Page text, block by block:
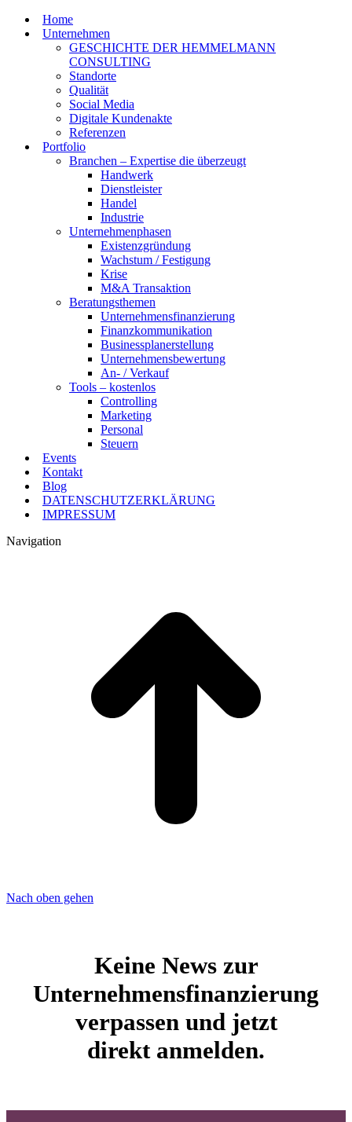
Home
Unternehmen
GESCHICHTE DER HEMMELMANN
CONSULTING
Standorte
Qualität
Social Media
Digitale Kundenakte
Referenzen
Portfolio
Branchen – Expertise die überzeugt
Handwerk
Dienstleister
Handel
Industrie
Unternehmenphasen
Existenzgründung
Wachstum / Festigung
Krise
M&A Transaktion
Beratungsthemen
Unternehmensfinanzierung
Finanzkommunikation
Businessplanerstellung
Unternehmensbewertung
An- / Verkauf
Tools – kostenlos
Controlling
Marketing
Personal
Steuern
Events
Kontakt
Blog
DATENSCHUTZERKLÄRUNG
IMPRESSUM
Navigation
Nach oben gehen
Keine News zur
Unternehmensfinanzierung
verpassen und jetzt
direkt anmelden.